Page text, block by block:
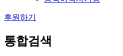
후원하기
통합검색